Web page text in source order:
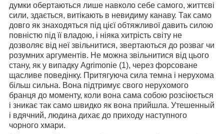
думки обертаються лише навколо себе самого, життєві
сили, здається, витікають в невидиму канаву. Так само
довго як знаходяться під цієї обтяжливої давить силою
повністю під її владою, і ніяка хитрість світу не
дозволяє від неї звільнитися, звертаються до розваг чи
розумних аргументів. Не можна звільнитися від цього
стану, як у випадку Agrimonie (1), через форсоване
щасливе поведінку. Притягуюча сила темна і нерухома
більш сильна. Вона підтримує свого нерухомого
бранця до моменту, коли вона сама собою розсіюється
і зникає так само швидко як вона прийшла. Утешенный
і вдячний, людина дихає до приходу наступного
чорного хмари.